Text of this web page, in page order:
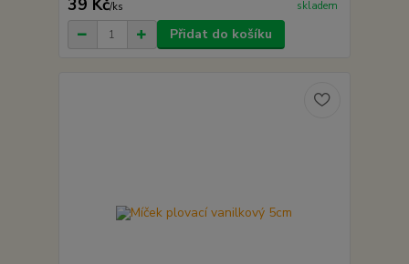
39 Kč/ks skladem
Přidat do košíku